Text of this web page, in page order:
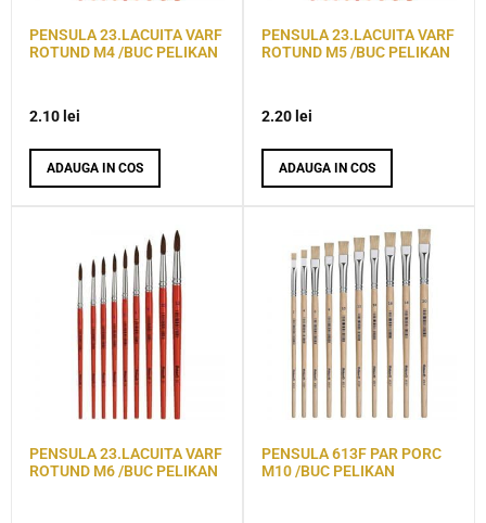
PENSULA 23.LACUITA VARF
ROTUND M4 /BUC PELIKAN
2.10 lei
ADAUGA IN COS
PENSULA 23.LACUITA VARF
ROTUND M5 /BUC PELIKAN
2.20 lei
ADAUGA IN COS
PENSULA 23.LACUITA VARF
ROTUND M6 /BUC PELIKAN
PENSULA 613F PAR PORC
M10 /BUC PELIKAN